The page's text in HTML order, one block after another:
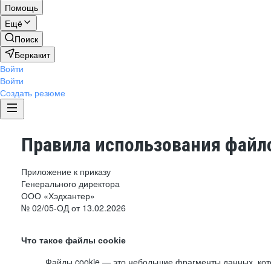
Помощь
Ещё
Поиск
Беркакит
Войти
Войти
Создать резюме
Правила использования
Приложение к приказу
Генерального директора
ООО «Хэдхантер»
№ 02/05-ОД от 13.02.2026
Что такое файлы cookie
Файлы cookie — это небольшие фрагменты данных,